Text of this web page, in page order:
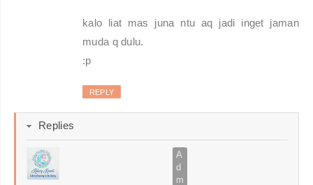
kalo liat mas juna ntu aq jadi inget jaman
muda q dulu.
:p
REPLY
Replies